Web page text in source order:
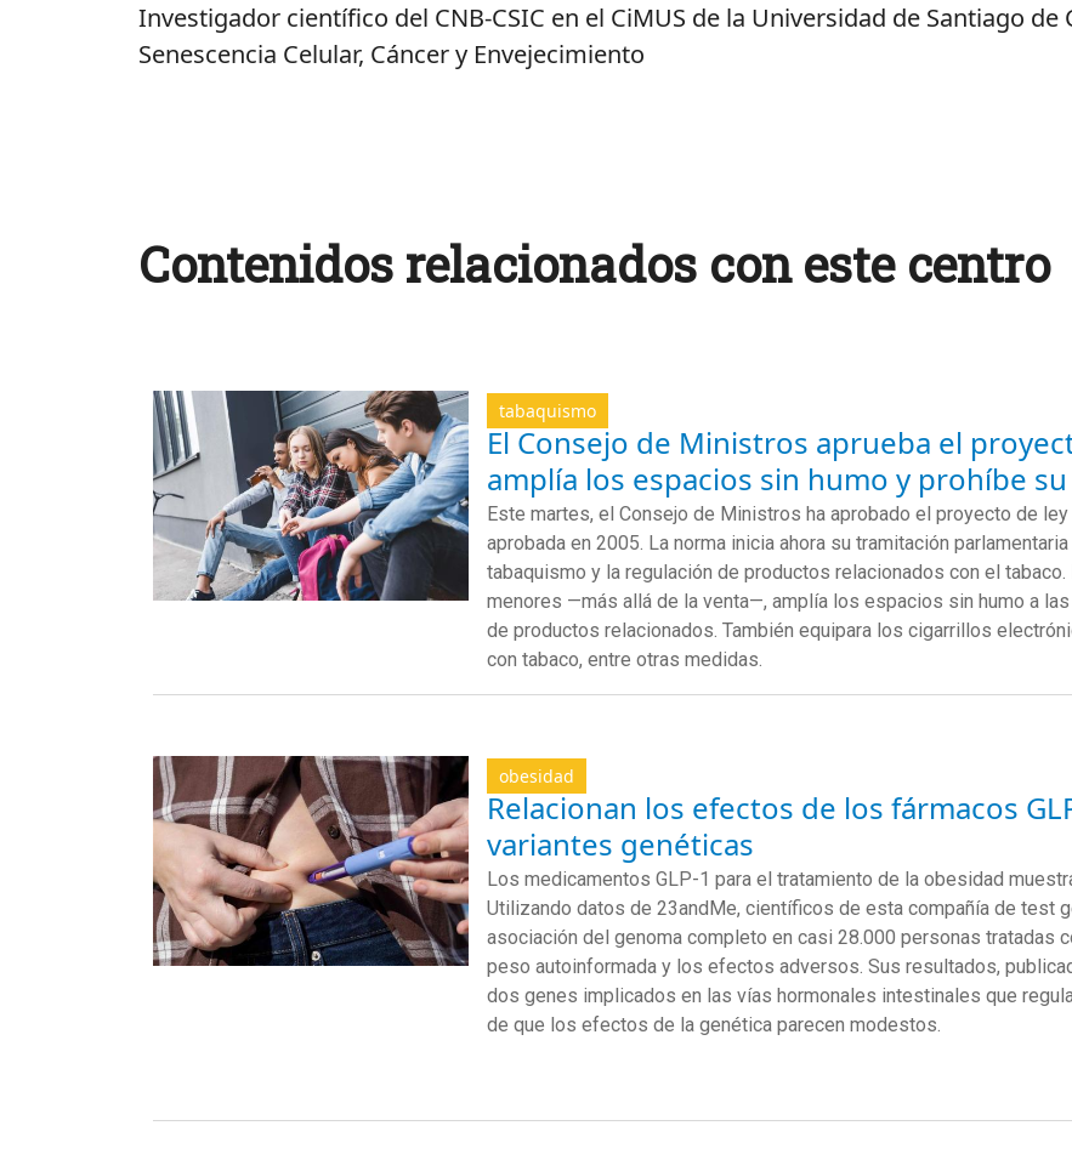
Investigador científico del CNB-CSIC en el CiMUS de la Universidad de Santiago
Senescencia Celular, Cáncer y Envejecimiento
Contenidos relacionados con este centro
tabaquismo
El Consejo de Ministros aprueba el
amplía los espacios sin humo y prohíbe
Este martes, el Consejo de Ministros ha aprobado el proyecto de
aprobada en 2005. La norma inicia ahora su tramitación
tabaquismo y la regulación de productos relacionados con el
menores —más allá de la venta—, amplía los espacios sin humo a
de productos relacionados. También equipara los cigarrillos
con tabaco, entre otras medidas.
obesidad
Relacionan los efectos de los fármacos
variantes genéticas
Los medicamentos GLP-1 para el tratamiento de la obesidad
Utilizando datos de 23andMe, científicos de esta compañía de test
asociación del genoma completo en casi 28.000 personas tratadas
peso autoinformada y los efectos adversos. Sus resultados,
dos genes implicados en las vías hormonales intestinales que
de que los efectos de la genética parecen modestos.